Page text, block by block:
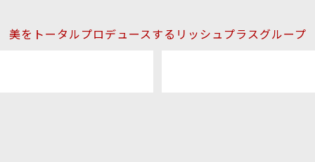
美をトータルプロデュースするリッシュプラスグループ